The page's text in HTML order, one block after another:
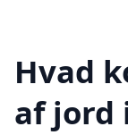
Hvad
af jord